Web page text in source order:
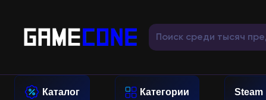
Каталог Категории Steam